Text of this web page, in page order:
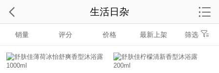
销量 评分 价格 最新上架 筛选
生活日杂